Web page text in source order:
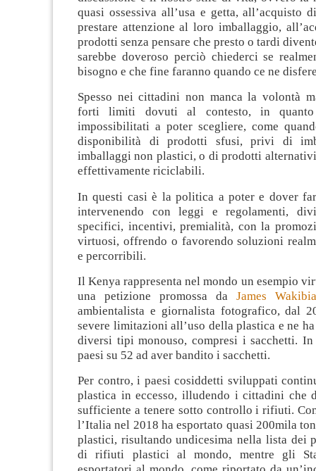
quasi ossessiva all’usa e getta, all’acquisto
prestare attenzione al loro imballaggio,
prodotti senza pensare che presto o tardi
sarebbe doveroso perciò chiederci se
bisogno e che fine faranno quando ce ne
Spesso nei cittadini non manca la volontà
forti limiti dovuti al contesto, in
impossibilitati a poter scegliere, come
disponibilità di prodotti sfusi, privi di
imballaggi non plastici, o di prodotti
effettivamente riciclabili.
In questi casi è la politica a poter e dover
intervenendo con leggi e regolamenti,
specifici, incentivi, premialità, con la
virtuosi, offrendo o favorendo soluzioni
e percorribili.
Il Kenya rappresenta nel mondo un esempio
una petizione promossa da James Wakibia
ambientalista e giornalista fotografico, dal
severe limitazioni all’uso della plastica e ne
diversi tipi monouso, compresi i sacchetti.
paesi su 52 ad aver bandito i sacchetti.
Per contro, i paesi cosiddetti sviluppati
plastica in eccesso, illudendo i cittadini che
sufficiente a tenere sotto controllo i rifiuti.
l’Italia nel 2018 ha esportato quasi 200mila
plastici, risultando undicesima nella lista dei
di rifiuti plastici al mondo, mentre gli